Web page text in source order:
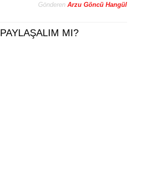
Gönderen Arzu Göncü Hangül
PAYLAŞALIM MI?